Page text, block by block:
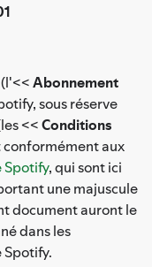
Abonnement
sous réserve
<<Conditions
conformément aux
Spotify, qui sont ici
une majuscule
document auront le
dans les